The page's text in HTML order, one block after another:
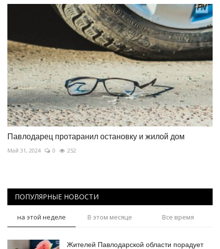
Павлодарец протаранил остановку и жилой дом
Май 31, 2024 0 252
ПОПУЛЯРНЫЕ НОВОСТИ
на этой неделе В этом месяце Все время
Жителей Павлодарской области порадует